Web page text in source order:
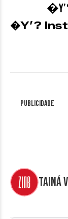
�Y’?
Publicidade
Tainá